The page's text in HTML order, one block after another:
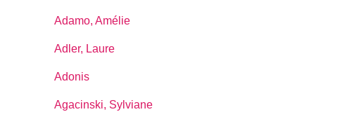
Adamo, Amélie
Adler, Laure
Adonis
Agacinski, Sylviane